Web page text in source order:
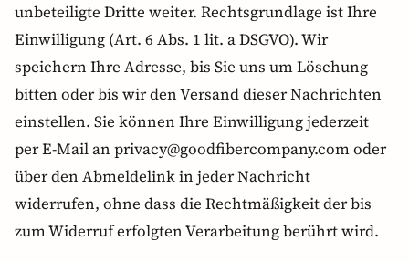
unbeteiligte Dritte weiter. Rechtsgrundlage ist Ihre
Einwilligung (Art. 6 Abs. 1 lit. a DSGVO). Wir
speichern Ihre Adresse, bis Sie uns um Löschung
bitten oder bis wir den Versand dieser Nachrichten
einstellen. Sie können Ihre Einwilligung jederzeit
per E-Mail an privacy@goodfibercompany.com oder
über den Abmeldelink in jeder Nachricht
widerrufen, ohne dass die Rechtmäßigkeit der bis
zum Widerruf erfolgten Verarbeitung berührt wird.